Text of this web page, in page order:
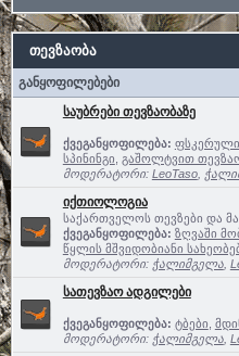
თევზაობა
განყოფილებები
საუბრები თევზაობაზე
ქვეგანყოფილება: ფსკერული
სპინინგი გაშოლტვით
მოდერატორი: LeoTaso,
იქთიოლოგია
საქართველოს თევზები და
ქვეგანყოფილება: ზღვაში
წყლის მშვიდობიანი
მოდერატორი: ჭალიმგელა,
სათევზაო ადგილები
ქვეგანყოფილება: ტბები
მოდერატორი: ჭალიმგელა,